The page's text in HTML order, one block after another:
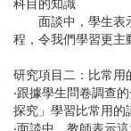
科目的知識
面談中，學生表示
程，令我們學習更主
研究項目二：比常用
‧跟據學生問卷調查
探究」學習比常用的